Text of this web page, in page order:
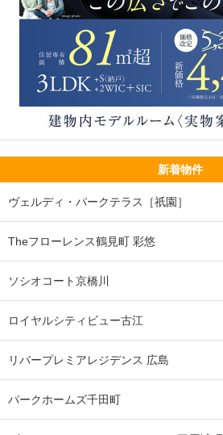
新着物件
ヴェルディ・パークテラス［祇園］
Theフローレンス鶴見町 彩悠
ソシオコート京橋川
ロイヤルシティビュー古江
リバープレミアレジデンス 広島
パークホームズ千田町